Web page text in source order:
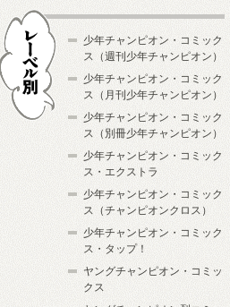
少年チャンピオン・コミック
ス（週刊少年チャンピオン）
少年チャンピオン・コミック
ス（月刊少年チャンピオン）
少年チャンピオン・コミック
ス（別冊少年チャンピオン）
少年チャンピオン・コミック
ス・エクストラ
少年チャンピオン・コミック
ス（チャンピオンクロス）
少年チャンピオン・コミック
ス・タップ！
ヤングチャンピオン・コミッ
クス